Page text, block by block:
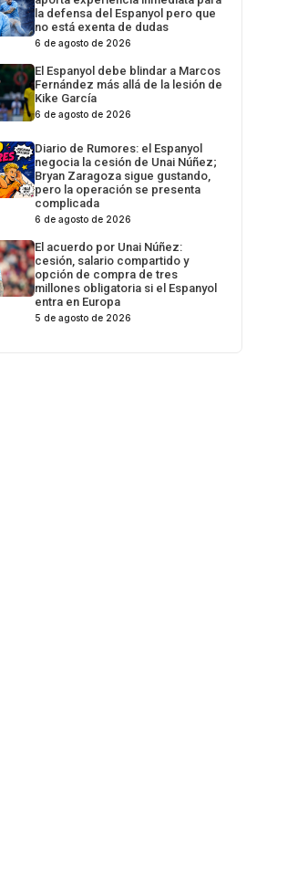
la defensa del Espanyol pero que
no está exenta de dudas
6 de agosto de 2026
El Espanyol debe blindar a Marcos
Fernández más allá de la lesión de
Kike García
6 de agosto de 2026
Diario de Rumores: el Espanyol
negocia la cesión de Unai Núñez;
Bryan Zaragoza sigue gustando,
pero la operación se presenta
complicada
6 de agosto de 2026
El acuerdo por Unai Núñez:
cesión, salario compartido y
opción de compra de tres
millones obligatoria si el Espanyol
entra en Europa
5 de agosto de 2026